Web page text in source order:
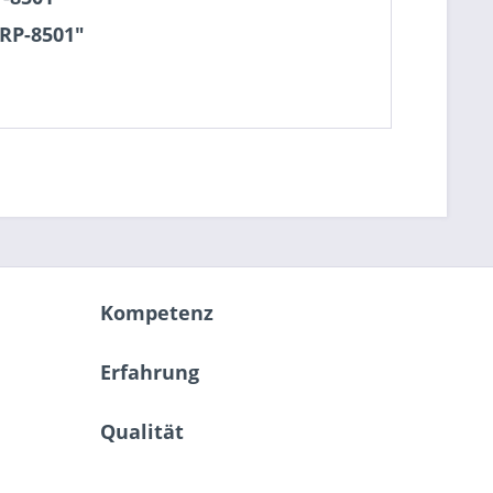
8501"
Kompetenz
Erfahrung
Qualität